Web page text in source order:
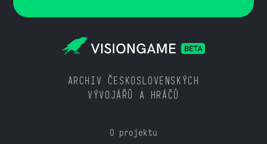
ARCHIV ČESKOSLOVENSKÝCH
VÝVOJÁŘŮ A HRÁČŮ
O projektu